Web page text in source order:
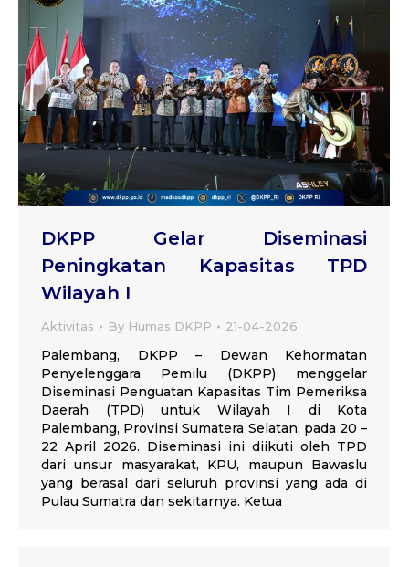
DKPP Gelar Diseminasi
Peningkatan Kapasitas TPD
Wilayah I
Aktivitas By Humas DKPP 21-04-2026
Palembang, DKPP – Dewan Kehormatan
Penyelenggara Pemilu (DKPP) menggelar
Diseminasi Penguatan Kapasitas Tim Pemeriksa
Daerah (TPD) untuk Wilayah I di Kota
Palembang, Provinsi Sumatera Selatan, pada 20 –
22 April 2026. Diseminasi ini diikuti oleh TPD
dari unsur masyarakat, KPU, maupun Bawaslu
yang berasal dari seluruh provinsi yang ada di
Pulau Sumatra dan sekitarnya. Ketua